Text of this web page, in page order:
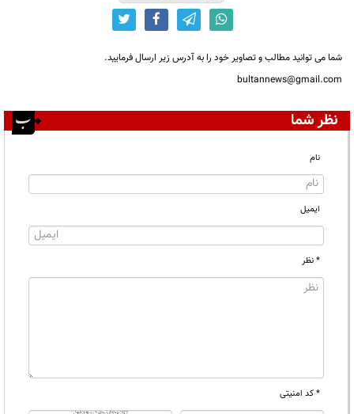
شما می توانید مطالب و تصاویر خود را به آدرس زیر ارسال فرمایید.
bultannews@gmail.com
نظر شما
نام
ایمیل
* نظر
* کد امنیتی